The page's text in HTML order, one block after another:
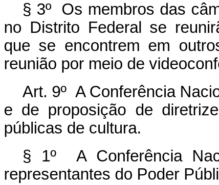
§ 3º Os membros das
no Distrito Federal se
que se encontrem em
reunião por meio de
Art. 9º A Conferência
e de proposição de
públicas de cultura.
§ 1º A Conferência
representantes do Poder